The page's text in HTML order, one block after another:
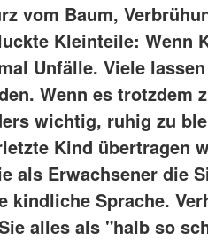
vom Baum,
Kleinteile: Wenn
Unfälle. Viele
Wenn es trotzdem
wichtig, ruhig zu
Kind übertragen
als Erwachsener die
kindliche Sprache.
alles als "halb so